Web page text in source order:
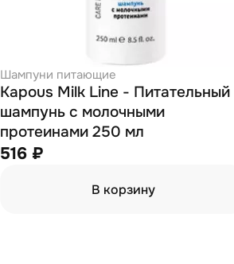
Шампуни питающие
Kapous Milk Line - Питательный
шампунь с молочными
протеинами 250 мл
516 ₽
В корзину